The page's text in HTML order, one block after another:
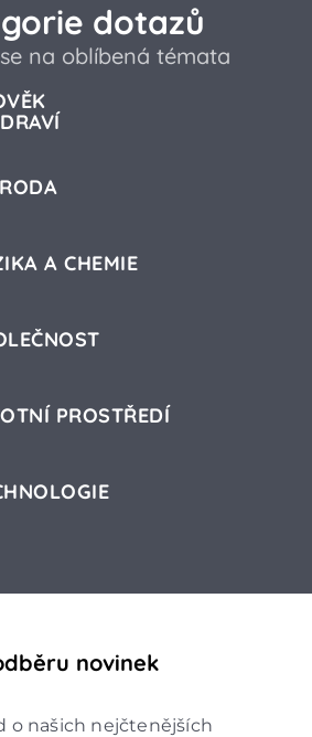
dotazů
na oblíbená témata
A CHEMIE
PROSTŘEDÍ
novinek
o našich nejčtenějších